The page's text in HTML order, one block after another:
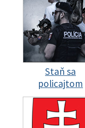
Staň sa
policajtom